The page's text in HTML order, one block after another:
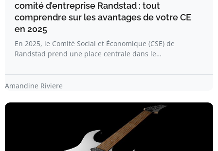
comité d’entreprise Randstad : tout
comprendre sur les avantages de votre CE
en 2025
En 2025, le Comité Social et Économique (CSE) de
Randstad prend une place centrale dans le…
Amandine Riviere